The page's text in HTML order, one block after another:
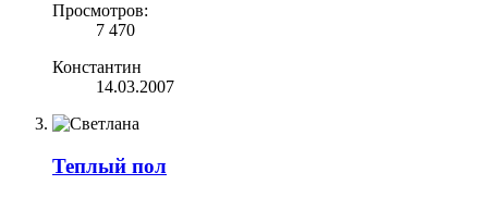
Просмотров:
7 470
Константин
14.03.2007
Теплый пол